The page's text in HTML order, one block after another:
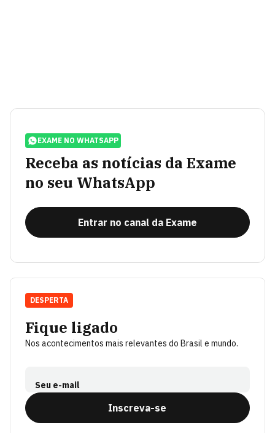
EXAME NO WHATSAPP
Receba as notícias da Exame
no seu WhatsApp
Entrar no canal da Exame
Fique ligado
Nos acontecimentos mais relevantes do Brasil e mundo.
Seu e-mail
Inscreva-se
DESPERTA